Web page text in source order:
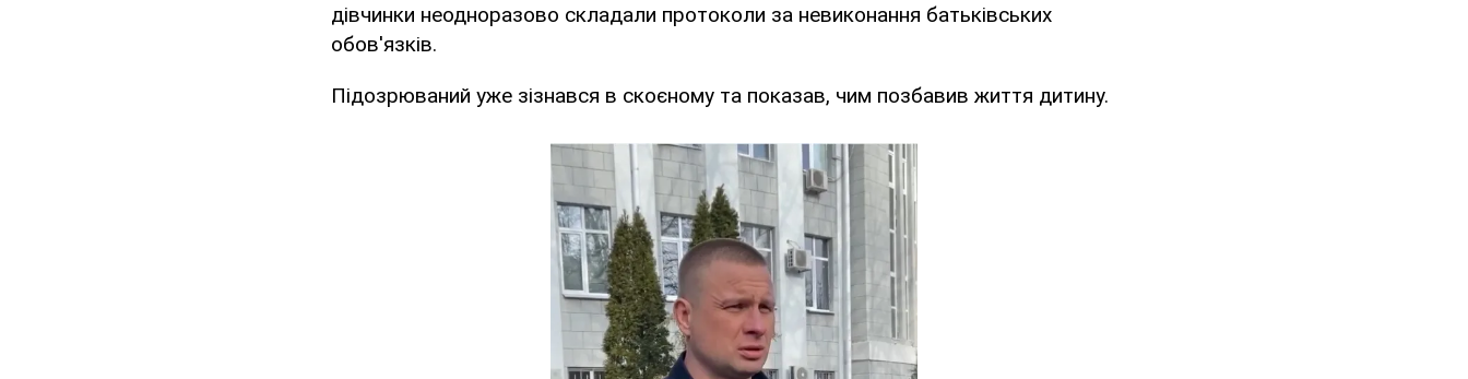
дівчинки неодноразово складали протоколи за невиконання батьківських
обов'язків.
Підозрюваний уже зізнався в скоєному та показав, чим позбавив життя дитину.